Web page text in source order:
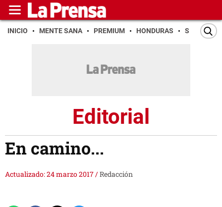
INICIO MENTE SANA PREMIUM HONDURAS SAN PEDRO
Editorial
En camino...
Actualizado: 24 marzo 2017/Redacción